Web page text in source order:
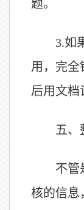
题。
3.如
用，完全
后用文档
五、
不管
核的信息